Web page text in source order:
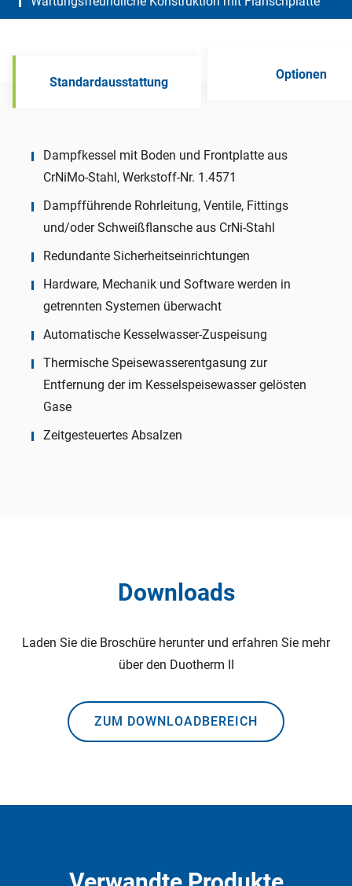
Standardausstattung
Optionen
Dampfkessel mit Boden und Frontplatte aus
CrNiMo-Stahl, Werkstoff-Nr. 1.4571
Dampfführende Rohrleitung, Ventile, Fittings
und/oder Schweißflansche aus CrNi-Stahl
Redundante Sicherheitseinrichtungen
Hardware, Mechanik und Software werden in
getrennten Systemen überwacht
Automatische Kesselwasser-Zuspeisung
Thermische Speisewasserentgasung zur
Entfernung der im Kesselspeisewasser gelösten
Gase
Zeitgesteuertes Absalzen
Downloads
Laden Sie die Broschüre herunter und erfahren Sie mehr
über den Duotherm II
ZUM DOWNLOADBEREICH